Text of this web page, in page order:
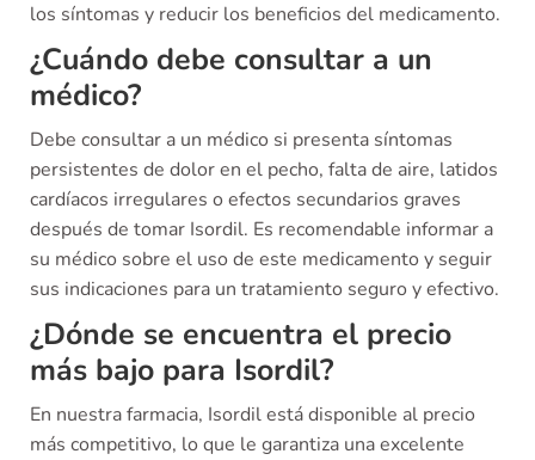
los síntomas y reducir los beneficios del medicamento.
¿Cuándo debe consultar a un
médico?
Debe consultar a un médico si presenta síntomas
persistentes de dolor en el pecho, falta de aire, latidos
cardíacos irregulares o efectos secundarios graves
después de tomar Isordil. Es recomendable informar a
su médico sobre el uso de este medicamento y seguir
sus indicaciones para un tratamiento seguro y efectivo.
¿Dónde se encuentra el precio
más bajo para Isordil?
En nuestra farmacia, Isordil está disponible al precio
más competitivo, lo que le garantiza una excelente